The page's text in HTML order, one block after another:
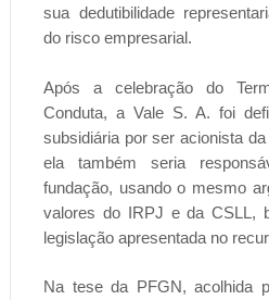
sua dedutibilidade
do risco empresarial.
Após a celebração do
Conduta, a Vale S. A. foi
subsidiária por ser acionista
ela também seria
fundação, usando o mesmo
valores do IRPJ e da CSLL,
legislação apresentada no
Na tese da PFGN, acolhida